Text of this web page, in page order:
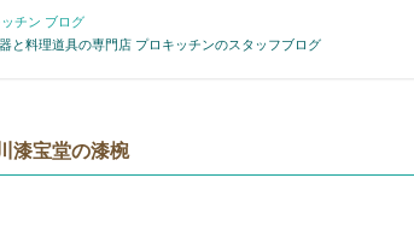
チン ブログ
と料理道具の専門店 プロキッチンのスタッフブログ
漆宝堂の漆椀